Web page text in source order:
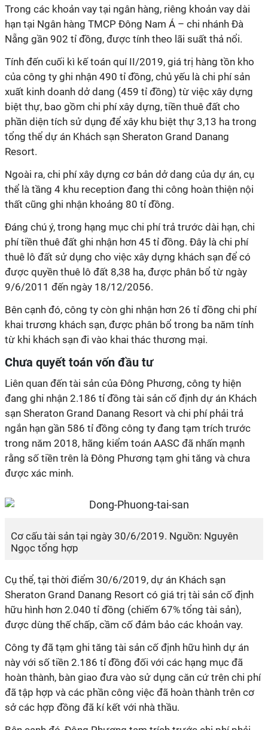
Trong các khoản vay tại ngân hàng, riêng khoản vay dài
hạn tại Ngân hàng TMCP Đông Nam Á – chi nhánh Đà
Nẵng gần 902 tỉ đồng, được tính theo lãi suất thả nổi.
Tính đến cuối kì kế toán quí II/2019, giá trị hàng tồn kho
của công ty ghi nhận 490 tỉ đồng, chủ yếu là chi phí sản
xuất kinh doanh dở dang (459 tỉ đồng) từ việc xây dựng
biệt thự, bao gồm chi phí xây dựng, tiền thuê đất cho
phần diện tích sử dụng để xây khu biệt thự 3,13 ha trong
tổng thể dự án Khách sạn Sheraton Grand Danang
Resort.
Ngoài ra, chi phí xây dựng cơ bản dở dang của dự án, cụ
thể là tầng 4 khu reception đang thi công hoàn thiện nội
thất cũng ghi nhận khoảng 80 tỉ đồng.
Đáng chú ý, trong hạng mục chi phí trả trước dài hạn, chi
phí tiền thuê đất ghi nhận hơn 45 tỉ đồng. Đây là chi phí
thuê lô đất sử dụng cho việc xây dựng khách sạn để có
được quyền thuê lô đất 8,38 ha, được phân bổ từ ngày
9/6/2011 đến ngày 18/12/2056.
Bên cạnh đó, công ty còn ghi nhận hơn 26 tỉ đồng chi phí
khai trương khách sạn, được phân bổ trong ba năm tính
từ khi khách sạn đi vào khai thác thương mại.
Chưa quyết toán vốn đầu tư
Liên quan đến tài sản của Đông Phương, công ty hiện
đang ghi nhận 2.186 tỉ đồng tài sản cố định dự án Khách
sạn Sheraton Grand Danang Resort và chi phí phải trả
ngắn hạn gần 586 tỉ đồng công ty đang tạm trích trước
trong năm 2018, hãng kiểm toán AASC đã nhấn mạnh
rằng số tiền trên là Đông Phương tạm ghi tăng và chưa
được xác minh.
Cơ cấu tài sản tại ngày 30/6/2019. Nguồn: Nguyên
Ngọc tổng hợp
Cụ thể, tại thời điểm 30/6/2019, dự án Khách sạn
Sheraton Grand Danang Resort có giá trị tài sản cố định
hữu hình hơn 2.040 tỉ đồng (chiếm 67% tổng tài sản),
được dùng thế chấp, cầm cố đảm bảo các khoản vay.
Công ty đã tạm ghi tăng tài sản cố định hữu hình dự án
này với số tiền 2.186 tỉ đồng đối với các hạng mục đã
hoàn thành, bàn giao đưa vào sử dụng căn cứ trên chi phí
đã tập hợp và các phần công việc đã hoàn thành trên cơ
sở các hợp đồng đã kí kết với nhà thầu.